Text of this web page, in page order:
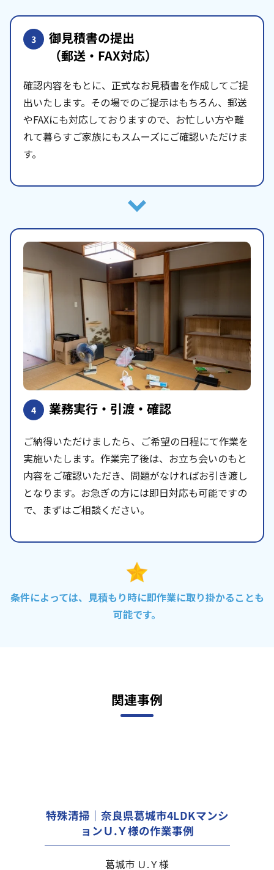
3 御見積書の提出
（郵送・FAX対応）
確認内容をもとに、正式なお見積書を作成してご提
出いたします。その場でのご提示はもちろん、郵送
やFAXにも対応しておりますので、お忙しい方や離
れて暮らすご家族にもスムーズにご確認いただけま
す。
4 業務実行・引渡・確認
ご納得いただけましたら、ご希望の日程にて作業を
実施いたします。作業完了後は、お立ち会いのもと
内容をご確認いただき、問題がなければお引き渡し
となります。お急ぎの方には即日対応も可能ですの
で、まずはご相談ください。
条件によっては、見積もり時に即作業に取り掛かることも
可能です。
関連事例
特殊清掃｜奈良県葛城市4LDKマンシ
ョンＵ.Ｙ様の作業事例
葛城市 Ｕ.Ｙ様